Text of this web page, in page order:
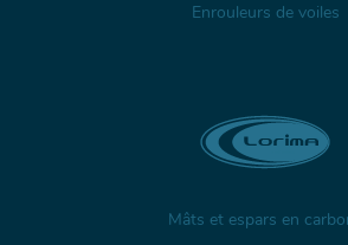
Enrouleurs de voiles
Mâts et espars en